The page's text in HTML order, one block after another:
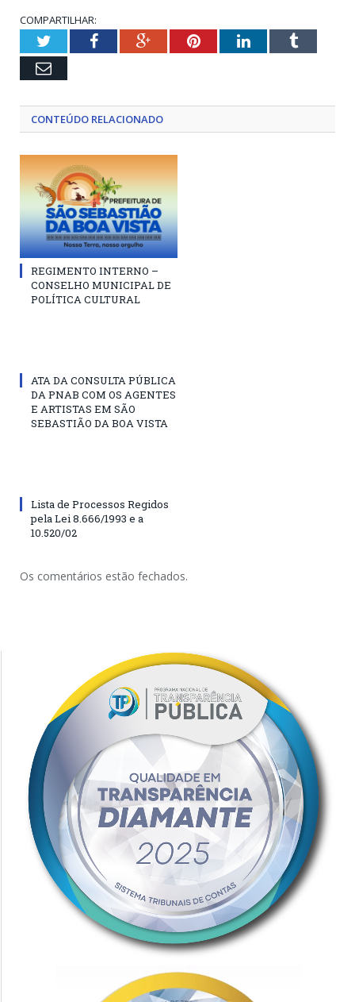
COMPARTILHAR:
TwitterFacebookGoogle+PinterestLinkedInTumblr
Email
CONTEÚDO RELACIONADO
REGIMENTO INTERNO –
CONSELHO MUNICIPAL DE
POLÍTICA CULTURAL
ATA DA CONSULTA PÚBLICA
DA PNAB COM OS AGENTES
E ARTISTAS EM SÃO
SEBASTIÃO DA BOA VISTA
Lista de Processos Regidos
pela Lei 8.666/1993 e a
10.520/02
Os comentários estão fechados.